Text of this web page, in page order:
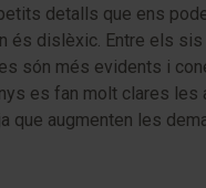
detalls que ens
és dislèxic. Entre els
són més evidents i
es fan molt clares les
que augmenten les